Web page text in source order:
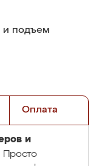
и подъем
Оплата
и